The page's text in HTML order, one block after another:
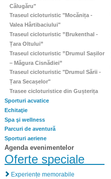
Călugăru"
Traseul cicloturistic "Mocănița -
Valea Hârtibaciului"
Traseul cicloturistic ”Brukenthal -
Țara Oltului”
Traseul cicloturistic ”Drumul Sașilor
– Măgura Cisnădiei”
Traseul cicloturistic "Drumul Sării -
Țara Secașelor"
Trasee cicloturistice din Gușterița
Sporturi acvatice
Echitaţie
Spa şi wellness
Parcuri de aventură
Sporturi aeriene
Agenda evenimentelor
Oferte speciale
Experiențe memorabile